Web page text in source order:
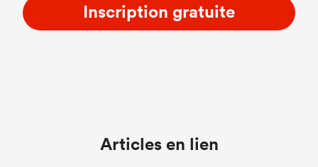
Inscription gratuite
Articles en lien